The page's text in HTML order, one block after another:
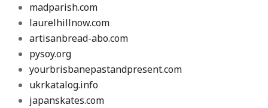
madparish.com
laurelhillnow.com
artisanbread-abo.com
pysoy.org
yourbrisbanepastandpresent.com
ukrkatalog.info
japanskates.com